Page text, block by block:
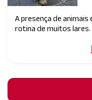
A presença de
rotina de muitos lares.